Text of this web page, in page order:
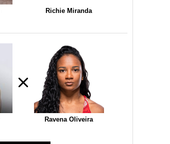
Richie Miranda
Ravena Oliveira